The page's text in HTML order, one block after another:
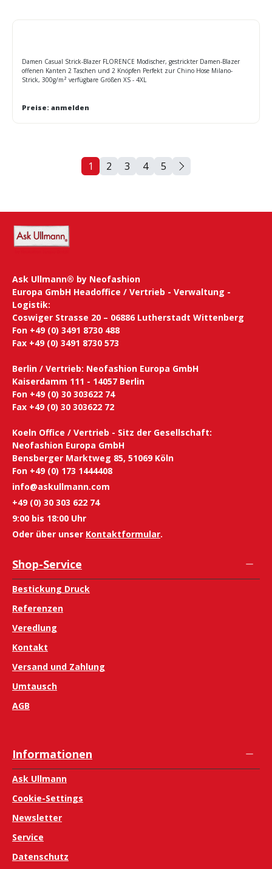
Damen Casual Strick-Blazer FLORENCE Modischer, gestrickter Damen-Blazer
offenen Kanten 2 Taschen und 2 Knöpfen Perfekt zur Chino Hose Milano-
Strick, 300g/m² verfügbare Größen XS - 4XL
Preise: anmelden
Seite
1 Seite
2 Seite
3 Seite
4 Seite
5
Ask Ullmann® by Neofashion
Europa GmbH Headoffice / Vertrieb - Verwaltung -
Logistik:
Coswiger Strasse 20 – 06886 Lutherstadt Wittenberg
Fon +49 (0) 3491 8730 488
Fax +49 (0) 3491 8730 573
Berlin / Vertrieb: Neofashion Europa GmbH
Kaiserdamm 111 - 14057 Berlin
Fon +49 (0) 30 303622 74
Fax +49 (0) 30 303622 72
Koeln Office / Vertrieb - Sitz der Gesellschaft:
Neofashion Europa GmbH
Bensberger Marktweg 85, 51069 Köln
Fon +49 (0) 173 1444408
info@askullmann.com
+49 (0) 30 303 622 74
9:00 bis 18:00 Uhr
Oder über unser Kontaktformular.
Shop-Service
Bestickung Druck
Referenzen
Veredlung
Kontakt
Versand und Zahlung
Umtausch
AGB
Informationen
Ask Ullmann
Cookie-Settings
Newsletter
Service
Datenschutz